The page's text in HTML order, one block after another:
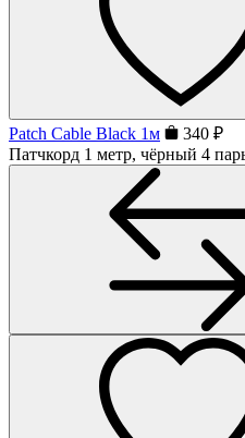
Patch Cable Black 1м
340 ₽
Патчкорд 1 метр, чёрный 4